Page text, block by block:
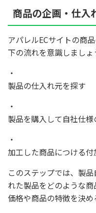
商品の企画・仕入
アパレルECサイトの商
下の流れを意識しましょ
製品の仕入れ元を探す
製品を購入して自社仕
加工した商品につける
このステップでは、製
れた製品をどのような
価格や商品の特徴を決め